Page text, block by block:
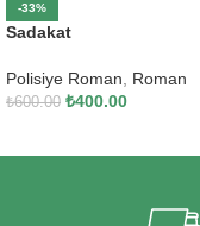
-33%
Sadakat
Polisiye Roman Roman
₺600.00 ₺400.00